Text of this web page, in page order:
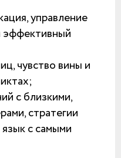
управление
эффективный
чувство вины и
с близкими,
стратегии
с самыми